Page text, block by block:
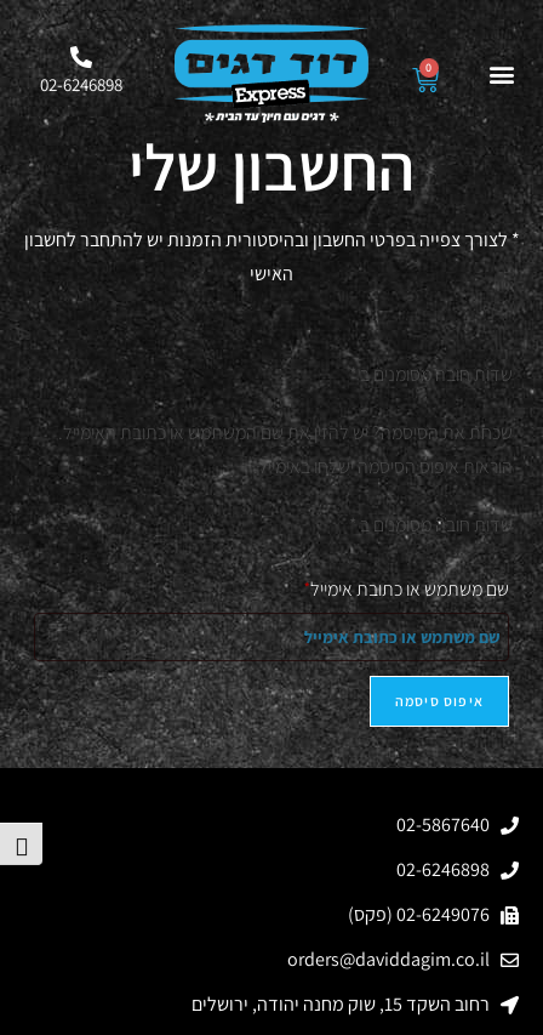
0
02-6246898
החשבון שלי
* לצורך צפייה בפרטי החשבון ובהיסטורית הזמנות יש להתחבר לחשבון
האישי
שדות חובה מסומנים ב *
שכחת את הסיסמה? יש להזין את שם המשתמש או כתובת האימייל.
הוראות איפוס הסיסמה ישלחו באימייל.
שדות חובה מסומנים ב *
שם משתמש או כתובת אימייל*
איפוס סיסמה
02-5867640
02-6246898
02-6249076 (פקס)
orders@daviddagim.co.il
רחוב השקד 15, שוק מחנה יהודה, ירושלים